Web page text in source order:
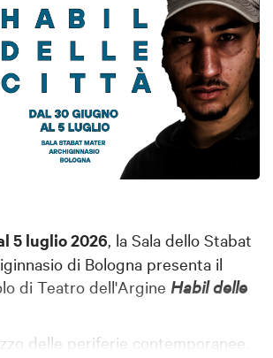
5 luglio 2026, la Sala dello Stabat
di Bologna presenta il
di Teatro dell'Argine Habil delle
delle periferie contemporanee.